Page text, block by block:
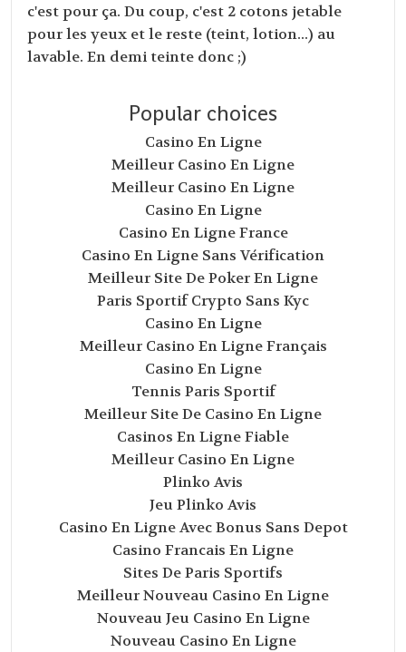
c'est pour ça. Du coup, c'est 2 cotons jetable
pour les yeux et le reste (teint, lotion...) au
lavable. En demi teinte donc ;)
Popular choices
Casino En Ligne
Meilleur Casino En Ligne
Meilleur Casino En Ligne
Casino En Ligne
Casino En Ligne France
Casino En Ligne Sans Vérification
Meilleur Site De Poker En Ligne
Paris Sportif Crypto Sans Kyc
Casino En Ligne
Meilleur Casino En Ligne Français
Casino En Ligne
Tennis Paris Sportif
Meilleur Site De Casino En Ligne
Casinos En Ligne Fiable
Meilleur Casino En Ligne
Plinko Avis
Jeu Plinko Avis
Casino En Ligne Avec Bonus Sans Depot
Casino Francais En Ligne
Sites De Paris Sportifs
Meilleur Nouveau Casino En Ligne
Nouveau Jeu Casino En Ligne
Nouveau Casino En Ligne